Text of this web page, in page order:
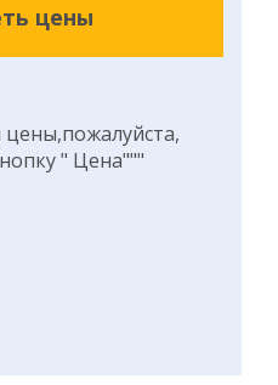
цены
" Цена"""